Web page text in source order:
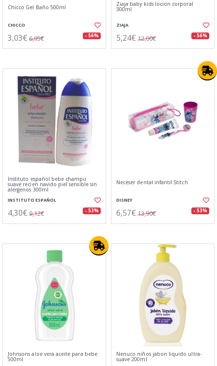
Chicco Gel Baño 500ml
CHICCO
3,03€ 6,95€ - 56%
Ziaja baby kids locion corporal
300ml
ZIAJA
5,24€ 12,00€ - 56%
Instituto español bebe champu
suave recien navido piel sensible sin
alergenos 300ml
INSTITUTO ESPAÑOL
4,30€ 9,12€ - 53%
Neceser dental infantil Stitch
DISNEY
6,57€ 13,90€ - 53%
Johnsons aloe vera aceite para bebe
500ml
Nenuco niños jabon liquido ultra-
suave 200ml